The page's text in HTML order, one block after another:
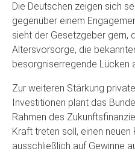
Die Deutschen zeigen sich
gegenüber einem
sieht der Gesetzgeber gern,
Altersvorsorge, die
besorgniserregende Lücken
Zur weiteren Stärkung
Investitionen plant das
Rahmen des
Kraft treten soll, einen neuen
ausschließlich auf Gewinne